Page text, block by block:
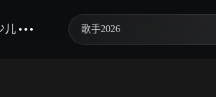
儿 歌手2026